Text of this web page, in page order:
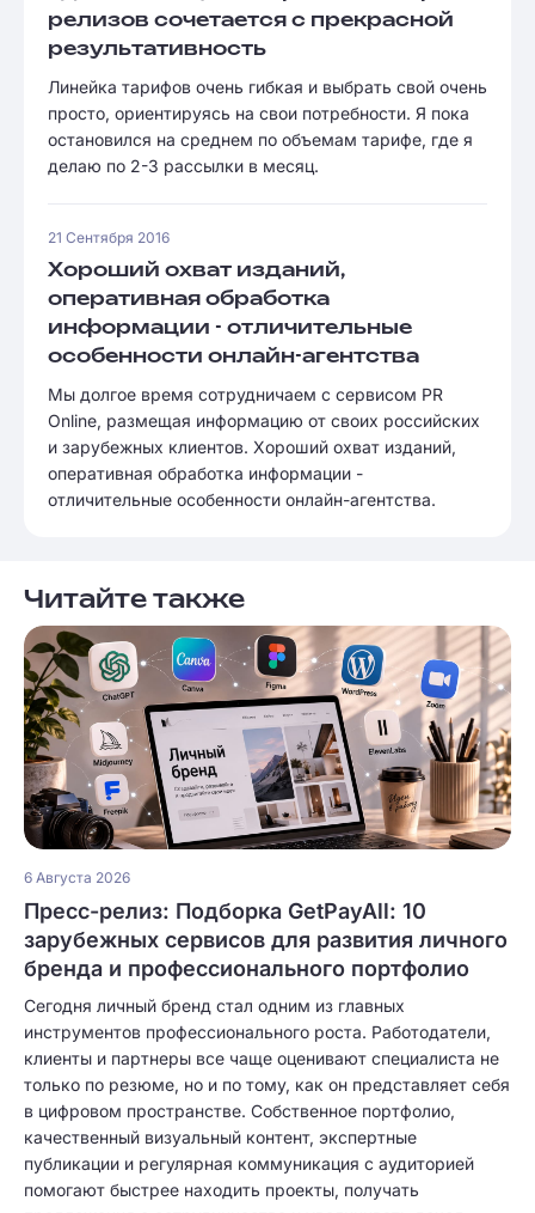
релизов сочетается с прекрасной
результативность
Линейка тарифов очень гибкая и выбрать свой очень
просто, ориентируясь на свои потребности. Я пока
остановился на среднем по объемам тарифе, где я
делаю по 2-3 рассылки в месяц.
21 Сентября 2016
Хороший охват изданий,
оперативная обработка
информации - отличительные
особенности онлайн-агентства
Мы долгое время сотрудничаем с сервисом PR
Online, размещая информацию от своих российских
и зарубежных клиентов. Хороший охват изданий,
оперативная обработка информации -
отличительные особенности онлайн-агентства.
Читайте также
6 Августа 2026
Пресс-релиз: Подборка GetPayAll: 10
зарубежных сервисов для развития личного
бренда и профессионального портфолио
Сегодня личный бренд стал одним из главных
инструментов профессионального роста. Работодатели,
клиенты и партнеры все чаще оценивают специалиста не
только по резюме, но и по тому, как он представляет себя
в цифровом пространстве. Собственное портфолио,
качественный визуальный контент, экспертные
публикации и регулярная коммуникация с аудиторией
помогают быстрее находить проекты, получать